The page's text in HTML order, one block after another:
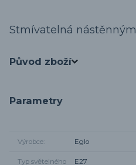
Stmívatelná
Původ zboží
Parametry
Výrobce Eglo
Typ světelného E27